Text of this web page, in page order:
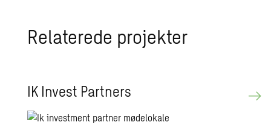
Re­la­te­re­de pro­jek­ter
IK In­vest Part­ners